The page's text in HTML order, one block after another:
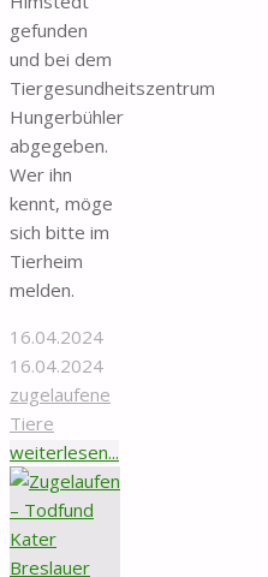
gefunden
und bei dem
Tiergesundheitszentrum
Hungerbühler
abgegeben.
Wer ihn
kennt, möge
sich bitte im
Tierheim
melden.
16.04.2024
16.04.2024
zugelaufene
Tiere
weiterlesen...
–